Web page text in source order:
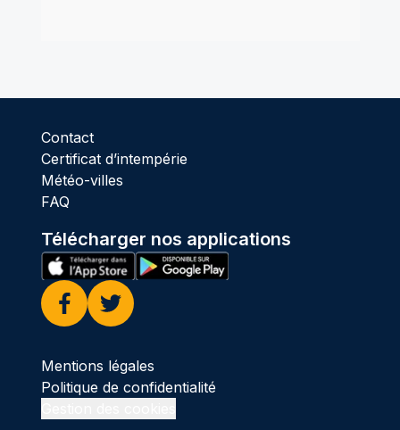
Contact
Certificat d’intempérie
Météo-villes
FAQ
Télécharger nos applications
Facebook
Twitter
Mentions légales
Politique de confidentialité